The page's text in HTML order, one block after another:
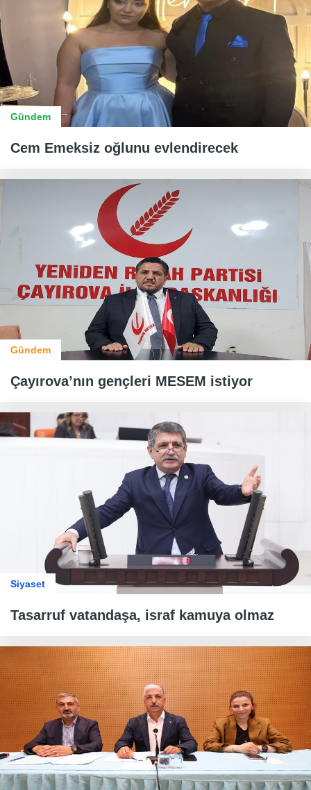
Gündem
Cem Emeksiz oğlunu evlendirecek
Gündem
Çayırova’nın gençleri MESEM istiyor
Siyaset
Tasarruf vatandaşa, israf kamuya olmaz